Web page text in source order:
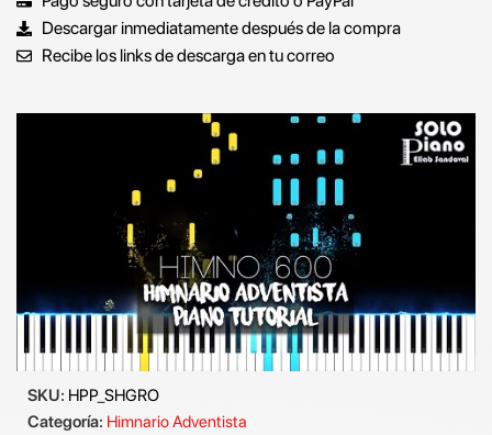
Descargar inmediatamente después de la compra
Recibe los links de descarga en tu correo
SKU: HPP_SHGRO
Categoría: Himnario Adventista